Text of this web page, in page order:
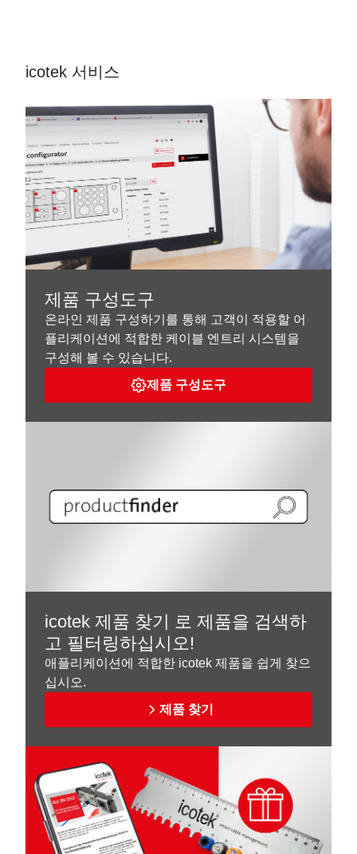
icotek 서비스
제품 구성도구
온라인 제품 구성하기를 통해 고객이 적용할 어
플리케이션에 적합한 케이블 엔트리 시스템을
구성해 볼 수 있습니다.
제품 구성도구
icotek 제품 찾기 로 제품을 검색하
고 필터링하십시오!
애플리케이션에 적합한 icotek 제품을 쉽게 찾으
십시오.
제품 찾기